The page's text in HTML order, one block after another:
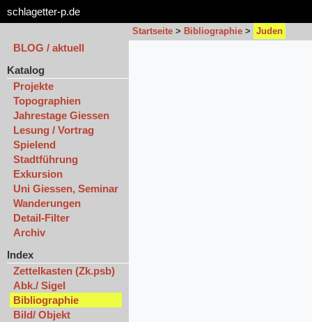
schlagetter-p.de
Startseite > Bibliographie > Juden
BLOG / aktuell
Katalog
Projekte
Topographien
Jahrestage Giessen
Lesung / Vortrag
Spielend
Stadtführung
Exkursion
Uni Giessen, Seminar
Wanderungen
Detail-Filter
Archiv
Index
Zettelkasten (Zk.psb)
Abk./ Sigel
Bibliographie
Bild/ Objekt